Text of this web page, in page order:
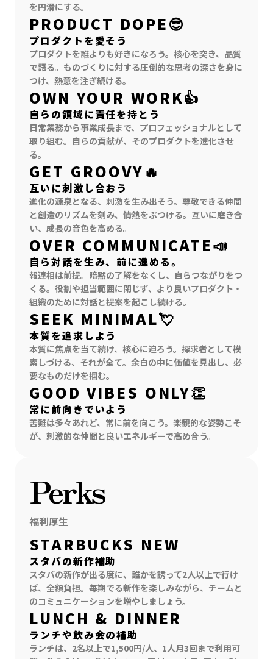
を円滑にする。
PRODUCT DOPE😎
プロダクトを愛そう
プロダクトを誰よりも好きになろう。核心を突き、品質
で語る。ものづくりに対する圧倒的な思考の深さを身に
つけ、熱意を注ぎ続ける。
OWN YOUR WORK👍
自らの領域に責任を持とう
日常業務から事業成長まで、プロフェッショナルとして
取り組む。自らの貢献が、そのプロダクトを進化させ
る。
GET GROOVY🔥
互いに刺激し合おう
進化の源泉となる、刺激を生み出そう。尊敬できる仲間
と創造のリズムを刻み、情熱をぶつける。互いに磨き合
い、成長の音色を高める。
OVER COMMUNICATE📣
自ら対話を生み、前に進める。
報連相は前提。暗黙の了解をなくし、自らつながりをつ
くる。役割や担当範囲に閉じず、より良いプロダクト・
組織のために対話と提案を起こし続ける。
SEEK MINIMAL💘
本質を追求しよう
本質に焦点を当て続け、核心に迫ろう。探求者として模
索しづける、それが全て。余白の中に価値を見出し、必
要なものだけを掴む。
GOOD VIBES ONLY👏
常に前向きでいよう
苦難は多々あれど、常に前を向こう。楽観的な姿勢こそ
が、刺激的な仲間と良いエネルギーで高め合う。
Perks
福利厚生
STARBUCKS NEW
スタバの新作補助
スタバの新作が出る度に、誰かを誘って2人以上で行け
ば、全額負担。毎期でる新作を楽しみながら、チームと
のコミュニケーションを増やしましょう。
LUNCH & DINNER
ランチや飲み会の補助
ランチは、2名以上で1,500円/人、1人月3回まで利用可